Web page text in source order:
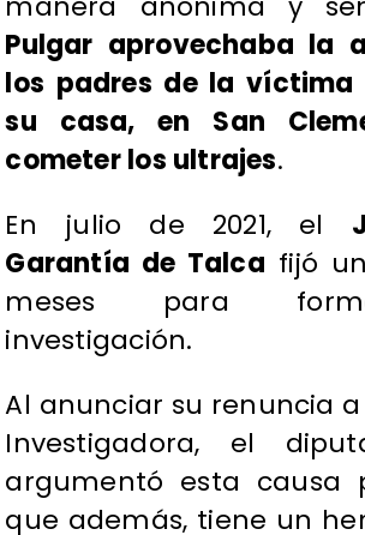
Pulgar aprovechaba la
los padres de la
su casa, en San
cometer los ultrajes.
En julio de 2021, el
Garantía de Talca fijó
meses para
investigación.
Al anunciar su renuncia
Investigadora, el
argumentó esta causa
que además, tiene un